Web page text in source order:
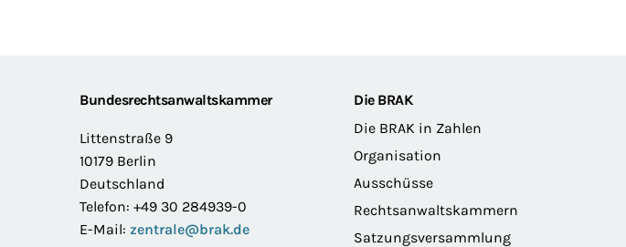
FooterBundesrechtsanwaltskammer
Littenstraße 9
10179 Berlin
Deutschland
Telefon: +49 30 284939-0
E-Mail: zentrale@brak.de
Die BRAK
Die BRAK in Zahlen
Organisation
Ausschüsse
Rechtsanwaltskammern
Satzungsversammlung